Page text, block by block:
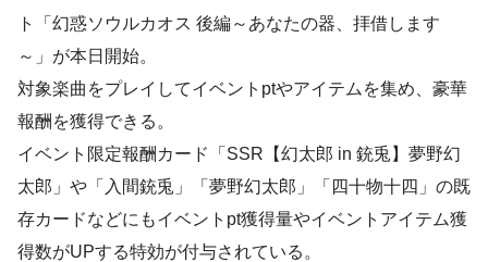
ト「幻惑ソウルカオス 後編～あなたの器、拝借します
～」が本日開始。
対象楽曲をプレイしてイベントptやアイテムを集め、豪華
報酬を獲得できる。
イベント限定報酬カード「SSR【幻太郎 in 銃兎】夢野幻
太郎」や「入間銃兎」「夢野幻太郎」「四十物十四」の既
存カードなどにもイベントpt獲得量やイベントアイテム獲
得数がUPする特効が付与されている。